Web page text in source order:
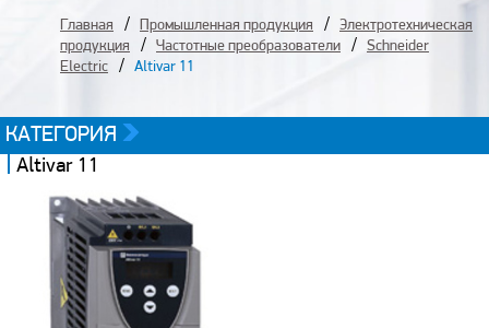
Главная Промышленная продукция
Электротехническая
продукция
Частотные преобразователи
Schneider
Electric
Altivar 11
КАТЕГОРИЯ
Altivar 11